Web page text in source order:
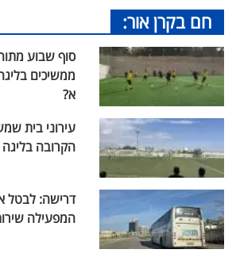
חם בקרן אור:
סוף שבוע
ממשיכים
א?
עירוני בית
הקרובה
דרישה: לבטל
המפעילה